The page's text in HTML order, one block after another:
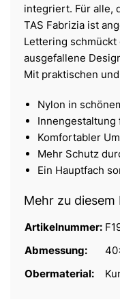
integriert. Für alle,
TAS Fabrizia ist
Lettering
ausgefallene
Mit praktischen
Nylon in
Komfortabler
Mehr Schutz
Ein Hauptfach
Mehr zu diesem
Artikelnummer:
Abmessung:
Obermaterial: